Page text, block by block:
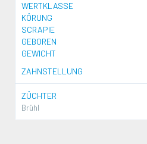
WERTKLASSE
KÖRUNG
SCRAPIE
GEBOREN
GEWICHT
ZAHNSTELLUNG
ZÜCHTER
Brühl